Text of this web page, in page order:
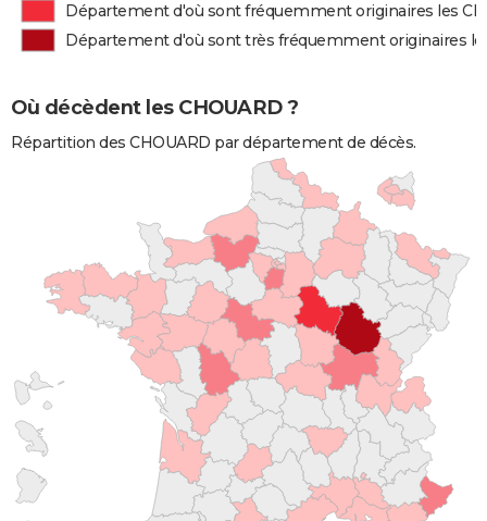
Département d'où sont fréquemment originaires les
Département d'où sont très fréquemment originaires
Où décèdent les CHOUARD ?
Répartition des CHOUARD par département de décès.